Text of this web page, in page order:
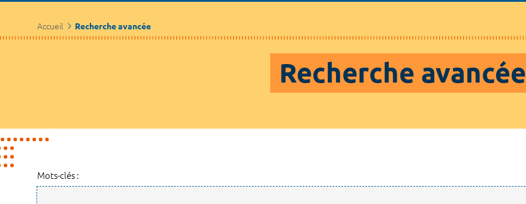
Accueil Recherche avancée
Recherche avancée
Mots-clés :